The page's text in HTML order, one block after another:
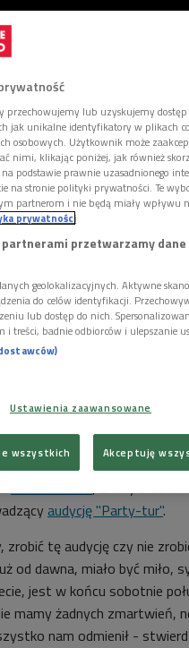
Programu 2 Polskiego Radia]
o sobie zapomnieć
gość zaczęli spotkanie od
tygodnia żyje cała Polska,
się skupić właściwie na
komponowaniu niespecjalnie
Adam Sztaba, znany
audycję "Party-tur".
zrobić tę audycję czy nie
od dawna, miało być miło,
jest w końcu sobotnie
mamy żadnych zmartwień,
nam odmienił -
przechowujemy lub uzyskujemy
jak unikalne identyfikatory w plikach
osobowych. Użytkownik może
nimi, klikając poniżej, jak również
podstawie prawnie uzasadnionego
na stronie polityki prywatności. Te
partnerom i nie będą miały wpływu
prywatności
przetwarzamy dane
geolokalizacyjnych. Aktywne
do celów identyfikacji.
lub dostęp do nich.
i treści, badnie odbiorców i ulepszanie
Ustawienia zaawansowane
wszystkich Akceptuję